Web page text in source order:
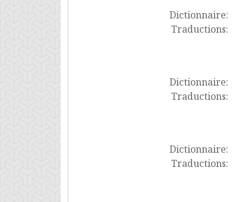
Dictionnaire:
Traductions:
Dictionnaire:
Traductions:
Dictionnaire:
Traductions: